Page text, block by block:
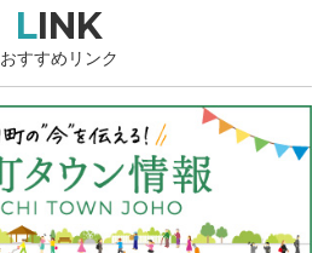
LINK
おすすめリンク